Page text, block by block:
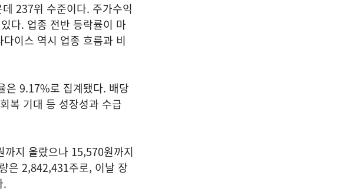
237위 수준이다. 주가수익
다. 업종 전반 등락률이 마
이스 역시 업종 흐름과 비
은 9.17%로 집계됐다. 배당
복 기대 등 성장성과 수급
지 올랐으나 15,570원까지
은 2,842,431주로, 이날 장
.